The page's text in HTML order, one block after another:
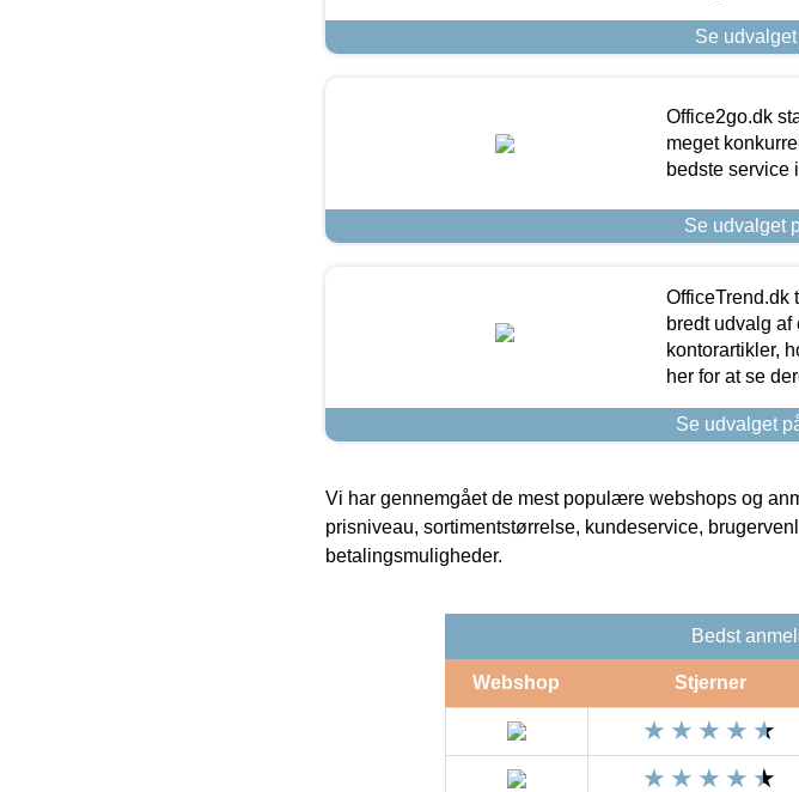
Se
Office2go.dk
meget
bedste service
Se udvalget
OfficeTrend.dk
bredt udvalg
kontorartikler,
her for at se
Se udvalget
Vi har gennemgået de mest populære webshops og
prisniveau, sortimentstørrelse, kundeservice,
betalingsmuligheder.
Bedst
Webshop Stjerner